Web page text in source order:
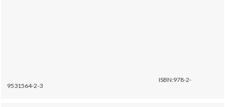
ISBN:978-2-
9531564-2-3